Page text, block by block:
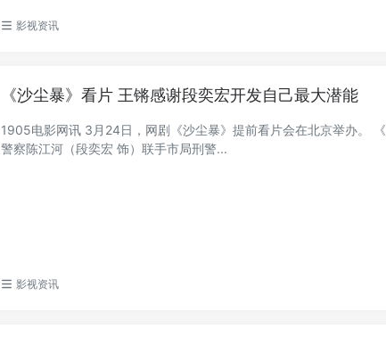
影视资讯
《沙尘暴》看片 王锵感谢段奕宏开发自己最大潜能
1905电影网讯 3月24日，网剧《沙尘暴》提前看片会在北京举办。
警察陈江河（段奕宏 饰）联手市局刑警...
影视资讯